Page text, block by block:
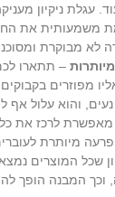
עגלת ניקיון
משמעותית את
לא מבוקרת
– תתארו
מפוזרים
והוא עלול אף
מאפשרת לרכז את
מיותרת
שכל המוצרים
המבנה הופך